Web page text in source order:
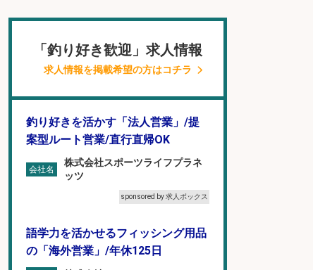
「釣り好き歓迎」求人情報
求人情報を掲載希望の方はコチラ
釣り好きを活かす「法人営業」/提
案型ルート営業/直行直帰OK
会社名
株式会社スポーツライフプラネ
ッツ
sponsored by 求人ボックス
語学力を活かせるフィッシング用品
の「海外営業」/年休125日